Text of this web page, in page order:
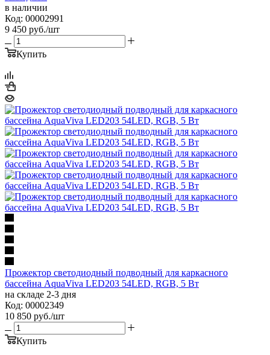
в наличии
Код: 00002991
9 450 руб./шт
Купить
Прожектор светодиодный подводный для каркасного
бассейна AquaViva LED203 54LED, RGB, 5 Вт
на складе 2-3 дня
Код: 00002349
10 850 руб./шт
Купить